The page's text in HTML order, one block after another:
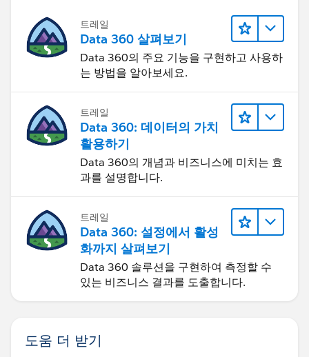
트레일
Data 360 살펴보기
Data 360의 주요 기능을 구현하고 사용하
는 방법을 알아보세요.
트레일
Data 360: 데이터의 가치
활용하기
Data 360의 개념과 비즈니스에 미치는 효
과를 설명합니다.
트레일
Data 360: 설정에서 활성
화까지 살펴보기
Data 360 솔루션을 구현하여 측정할 수
있는 비즈니스 결과를 도출합니다.
도움 더 받기